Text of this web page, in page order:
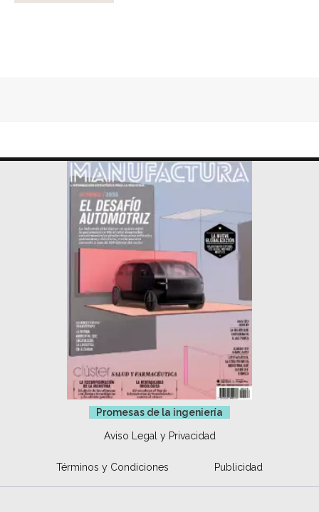
Promesas de la ingeniería
Aviso Legal y Privacidad
Términos y Condiciones Publicidad